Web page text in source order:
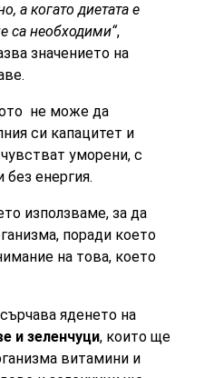
а когато диетата е
са необходими“,
значението на
не може да
си капацитет и
уморени, с
без енергия.
използваме, за да
поради което
на това, което
яденето на
и зеленчуци, които ще
витамини и